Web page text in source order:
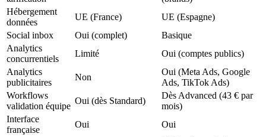
Hébergement
données
UE (France)
UE (Espagne)
Social inbox
Oui (complet)
Basique
Analytics
concurrentiels
Limité
Oui (comptes publics)
Analytics
publicitaires
Non
Oui (Meta Ads, Google
Ads, TikTok Ads)
Workflows
validation équipe
Oui (dès Standard)
Dès Advanced (43 € par
mois)
Interface
française
Oui Oui